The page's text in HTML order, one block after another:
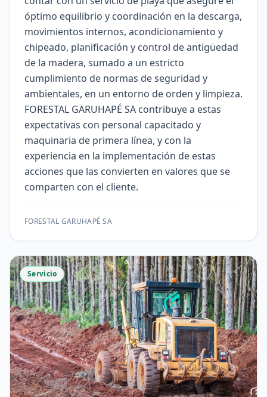
óptimo equilibrio y coordinación en la descarga,
movimientos internos, acondicionamiento y
chipeado, planificación y control de antigüedad
de la madera, sumado a un estricto
cumplimiento de normas de seguridad y
ambientales, en un entorno de orden y limpieza.
FORESTAL GARUHAPÉ SA contribuye a estas
expectativas con personal capacitado y
maquinaria de primera línea, y con la
experiencia en la implementación de estas
acciones que las convierten en valores que se
comparten con el cliente.
FORESTAL GARUHAPÉ SA
Servicio